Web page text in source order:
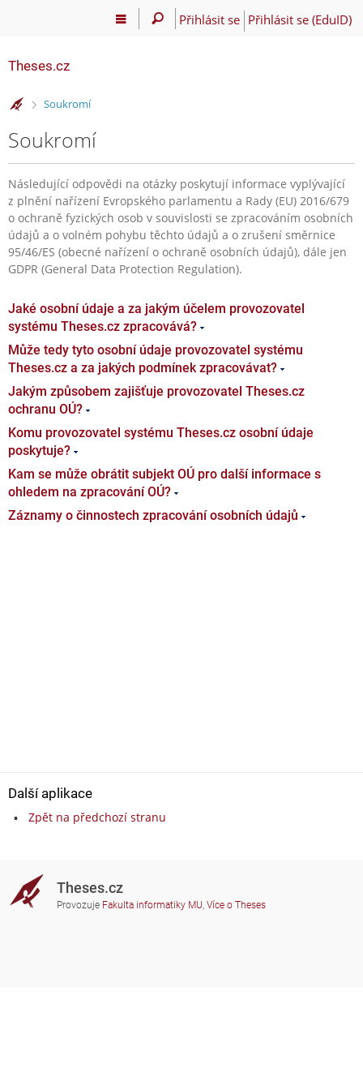
Přihlásit se Přihlásit se (EduID)
Theses.cz
>
Soukromí
Soukromí
Následující odpovědi na otázky poskytují informace vyplývající
z plnění nařízení Evropského parlamentu a Rady (EU) 2016/679
o ochraně fyzických osob v souvislosti se zpracováním osobních
údajů a o volném pohybu těchto údajů a o zrušení směrnice
95/46/ES (obecné nařízení o ochraně osobních údajů), dále jen
GDPR (General Data Protection Regulation).
Jaké osobní údaje a za jakým účelem provozovatel
systému Theses.cz zpracovává?
Může tedy tyto osobní údaje provozovatel systému
Theses.cz a za jakých podmínek zpracovávat?
Jakým způsobem zajišťuje provozovatel Theses.cz
ochranu OÚ?
Komu provozovatel systému Theses.cz osobní údaje
poskytuje?
Kam se může obrátit subjekt OÚ pro další informace s
ohledem na zpracování OÚ?
Záznamy o činnostech zpracování osobních údajů
Další aplikace
Zpět na předchozí stranu
Theses.cz
Provozuje Fakulta informatiky MU, Více o Theses